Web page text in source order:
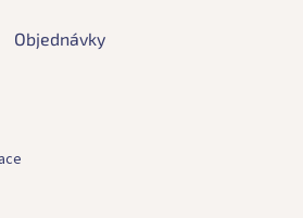
Objednávky